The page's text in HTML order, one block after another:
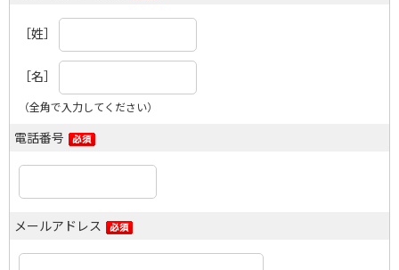
［姓］
［名］
（全角で入力してください）
電話番号
メールアドレス